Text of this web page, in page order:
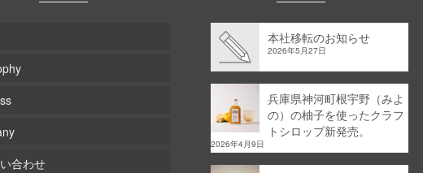
合わせ
本社移転のお知らせ
2026年5月27日
兵庫県神河町根宇野（みよ
の）の柚子を使ったクラフ
トシロップ新発売。
2026年4月9日